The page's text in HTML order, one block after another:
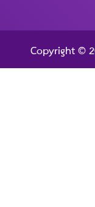
Copyright ©